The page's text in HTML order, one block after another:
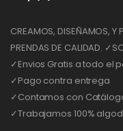
CREAMOS, DISEÑAMOS, Y
PRENDAS DE CALIDAD.
✓Envios Gratis a todo el
✓Pago contra entrega
✓Contamos con
✓Trabajamos 100%